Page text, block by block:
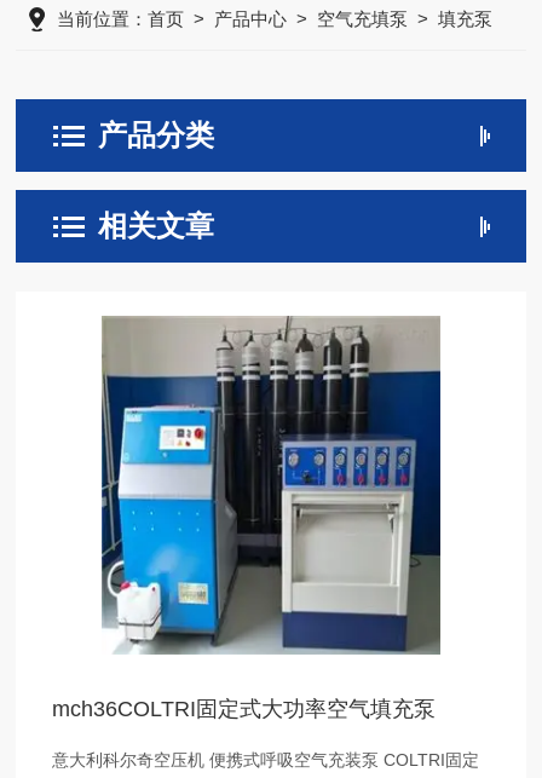
当前位置：首页 > 产品中心 > 空气充填泵 >填充泵
产品分类
相关文章
mch36COLTRI固定式大功率空气填充泵
意大利科尔奇空压机 便携式呼吸空气充装泵 COLTRI固定